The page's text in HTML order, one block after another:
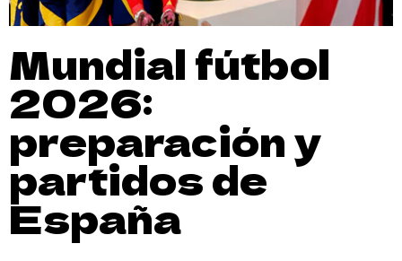
Mundial fútbol
2026:
preparación y
partidos de
España